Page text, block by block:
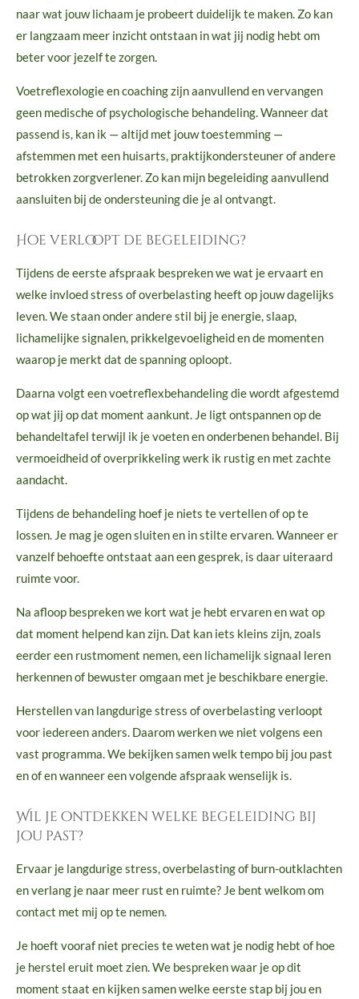
naar wat jouw lichaam je probeert duidelijk te maken. Zo kan
er langzaam meer inzicht ontstaan in wat jij nodig hebt om
beter voor jezelf te zorgen.
Voetreflexologie en coaching zijn aanvullend en vervangen
geen medische of psychologische behandeling. Wanneer dat
passend is, kan ik — altijd met jouw toestemming —
afstemmen met een huisarts, praktijkondersteuner of andere
betrokken zorgverlener. Zo kan mijn begeleiding aanvullend
aansluiten bij de ondersteuning die je al ontvangt.
Hoe verloopt de begeleiding?
Tijdens de eerste afspraak bespreken we wat je ervaart en
welke invloed stress of overbelasting heeft op jouw dagelijks
leven. We staan onder andere stil bij je energie, slaap,
lichamelijke signalen, prikkelgevoeligheid en de momenten
waarop je merkt dat de spanning oploopt.
Daarna volgt een voetreflexbehandeling die wordt afgestemd
op wat jij op dat moment aankunt. Je ligt ontspannen op de
behandeltafel terwijl ik je voeten en onderbenen behandel. Bij
vermoeidheid of overprikkeling werk ik rustig en met zachte
aandacht.
Tijdens de behandeling hoef je niets te vertellen of op te
lossen. Je mag je ogen sluiten en in stilte ervaren. Wanneer er
vanzelf behoefte ontstaat aan een gesprek, is daar uiteraard
ruimte voor.
Na afloop bespreken we kort wat je hebt ervaren en wat op
dat moment helpend kan zijn. Dat kan iets kleins zijn, zoals
eerder een rustmoment nemen, een lichamelijk signaal leren
herkennen of bewuster omgaan met je beschikbare energie.
Herstellen van langdurige stress of overbelasting verloopt
voor iedereen anders. Daarom werken we niet volgens een
vast programma. We bekijken samen welk tempo bij jou past
en of en wanneer een volgende afspraak wenselijk is.
Wil je ontdekken welke begeleiding bij
jou past?
Ervaar je langdurige stress, overbelasting of burn-outklachten
en verlang je naar meer rust en ruimte? Je bent welkom om
contact met mij op te nemen.
Je hoeft vooraf niet precies te weten wat je nodig hebt of hoe
je herstel eruit moet zien. We bespreken waar je op dit
moment staat en kijken samen welke eerste stap bij jou en